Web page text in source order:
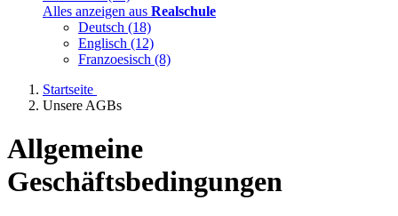
Alles anzeigen aus Realschule
Deutsch (18)
Englisch (12)
Franzoesisch (8)
Startseite
Unsere AGBs
Allgemeine
Geschäftsbedingungen